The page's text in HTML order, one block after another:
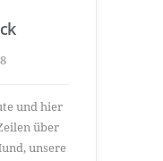
und hier
über
unsere